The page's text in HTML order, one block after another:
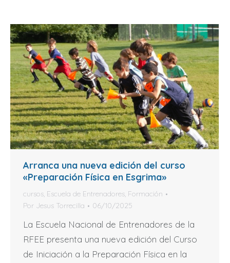
Arranca una nueva edición del curso
«Preparación Física en Esgrima»
cursos, Escuela de Entrenadores, Formación
Por Jesus Torrecilla 06/10/2025
La Escuela Nacional de Entrenadores de la
RFEE presenta una nueva edición del Curso
de Iniciación a la Preparación Física en la